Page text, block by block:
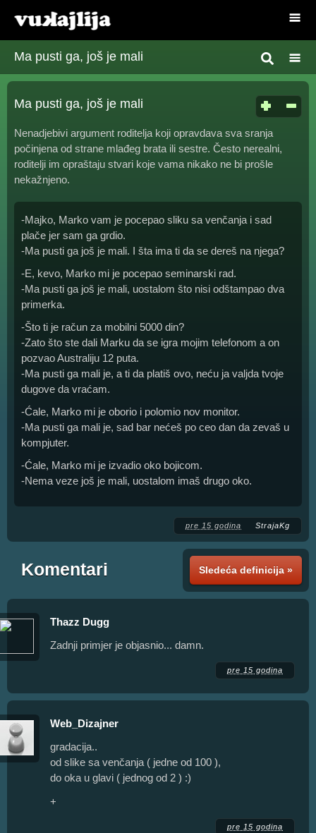
Ma pusti ga, još je mali
Ma pusti ga, još je mali
Nenadjebivi argument roditelja koji opravdava sva sranja
počinjena od strane mlađeg brata ili sestre. Često nerealni,
roditelji im opraštaju stvari koje vama nikako ne bi prošle
nekažnjeno.
-Majko, Marko vam je pocepao sliku sa venčanja i sad
plače jer sam ga grdio.
-Ma pusti ga još je mali. I šta ima ti da se dereš na njega?
-E, kevo, Marko mi je pocepao seminarski rad.
-Ma pusti ga još je mali, uostalom što nisi odštampao dva
primerka.
-Što ti je račun za mobilni 5000 din?
-Zato što ste dali Marku da se igra mojim telefonom a on
pozvao Australiju 12 puta.
-Ma pusti ga mali je, a ti da platiš ovo, neću ja valjda tvoje
dugove da vraćam.
-Ćale, Marko mi je oborio i polomio nov monitor.
-Ma pusti ga mali je, sad bar nećeš po ceo dan da zevaš u
kompjuter.
-Ćale, Marko mi je izvadio oko bojicom.
-Nema veze još je mali, uostalom imaš drugo oko.
pre 15 godina StrajaKg
Sledeća definicija »
Komentari
Thazz Dugg
Zadnji primjer je objasnio... damn.
pre 15 godina
Web_Dizajner
gradacija..
od slike sa venčanja ( jedne od 100 ),
do oka u glavi ( jednog od 2 ) :)
+
pre 15 godina